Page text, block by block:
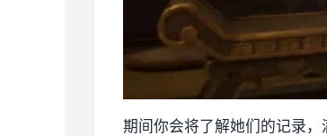
期间你会将了解她们的记录，